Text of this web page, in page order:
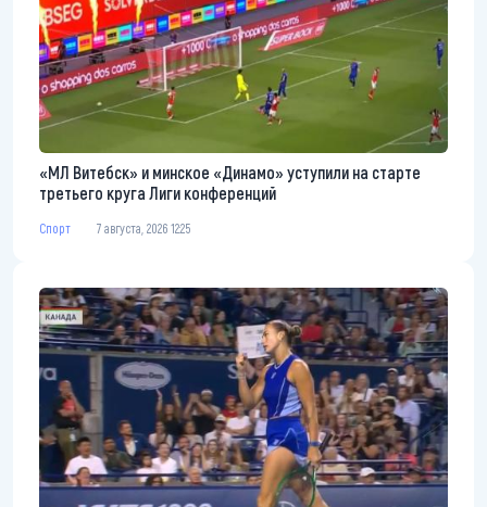
«МЛ Витебск» и минское «Динамо» уступили на старте
третьего круга Лиги конференций
Спорт 7 августа, 2026 12:25